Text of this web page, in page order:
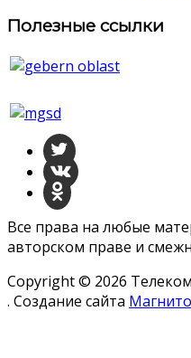
Полезные ссылки
Все права на любые
авторском праве и
Copyright © 2026
. Создание сайта